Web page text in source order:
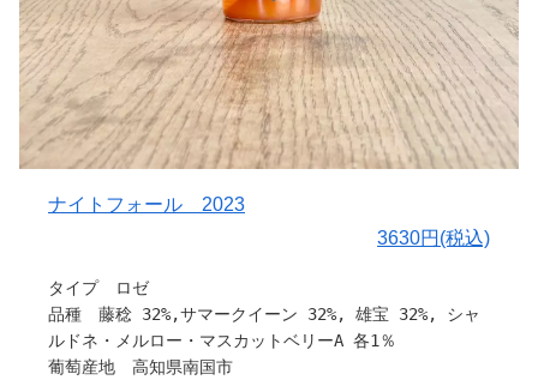
ナイトフォール 2023
3630円(税込)
タイプ ロゼ
品種 藤稔 32%,サマークイーン 32%, 雄宝 32%, シャ
ルドネ・メルロー・マスカットベリーA 各1％
葡萄産地 高知県南国市